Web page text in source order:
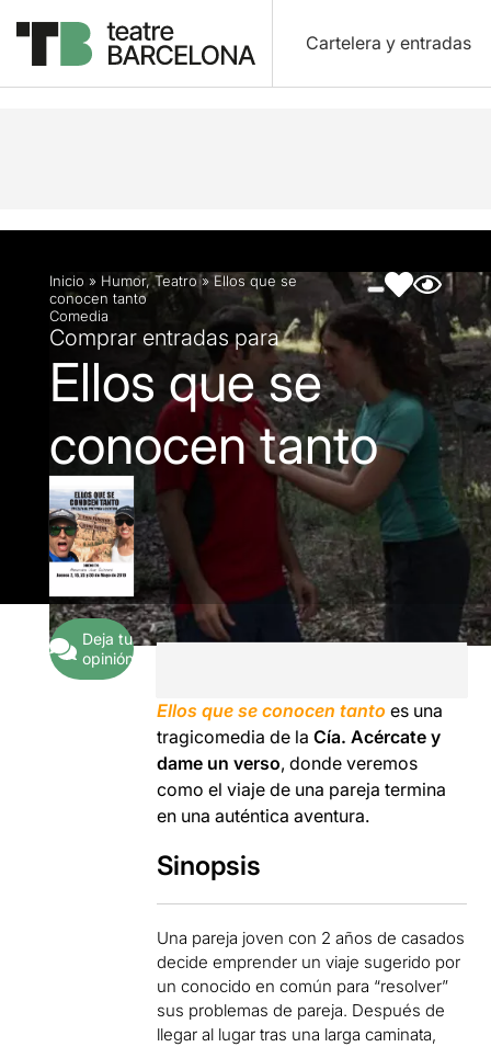
Cartelera y entradas
Descripción Ficha artística Fotos y vídeos
Inicio » Humor,Teatro»Ellos que se
conocen tanto
Comedia
Comprar entradas para
Ellos que se
conocen tanto
Deja tu
opinión
Ellos que se conocen tanto es una
tragicomedia de laCía. Acércate y
dame un verso, donde veremos
como el viaje de una pareja termina
en una auténtica aventura.
Sinopsis
Una pareja joven con 2 años de casados
decide emprender un viaje sugerido por
un conocido en común para “resolver”
sus problemas de pareja. Después de
llegar al lugar tras una larga caminata,